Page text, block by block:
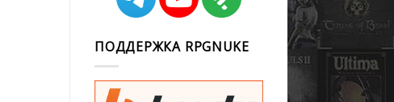
ПОДДЕРЖКА RPGNUKE